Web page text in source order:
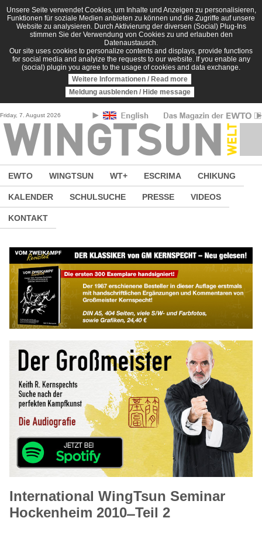
Direkt zum Inhalt
Unsere Seite verwendet Cookies, um Inhalte und Anzeigen zu personalisieren,
Funktionen für soziale Medien anbieten zu können und die Zugriffe auf unsere
Website zu analysieren. Durch Aktivierung der diversen (Social) Plug-Ins
stimmen Sie der Verwendung von Cookies zu und erlauben den
Datenaustausch.
Our site uses cookies to personalize contents and displays, provide functions
for social media and analyize the requests to our website. If you enable any
(social) plugin you agree to the usage of cookies and data exchange.
Weitere Informationen / Read more
Meldung ausblenden / Hide message
Friday, 7. August 2026
EWTO WINGTSUN WT+ ESCRIMA CHIKUNG
KALENDER SCHULSUCHE PRESSE VIDEOS
KONTAKT
International WingTsun Seminar
Hockenheim 2010 ̶ Teil 2